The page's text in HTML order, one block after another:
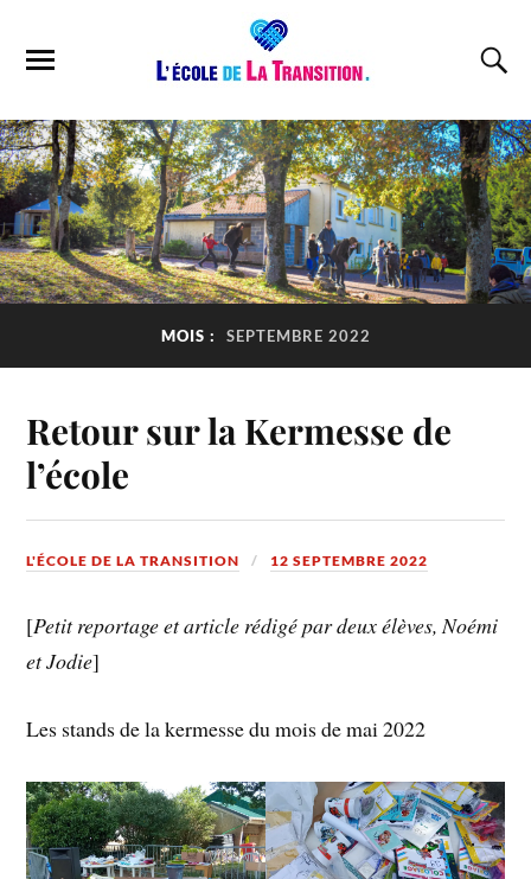
MOIS : SEPTEMBRE 2022
Retour sur la Kermesse de
l’école
L'ÉCOLE DE LA TRANSITION 12 SEPTEMBRE 2022
[Petit reportage et article rédigé par deux élèves, Noémi
et Jodie]
Les stands de la kermesse du mois de mai 2022